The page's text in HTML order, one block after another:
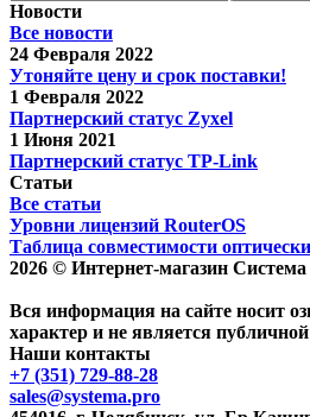
Новости
Все новости
24 Февраля 2022
Утоняйте цену и срок поставки!
1 Февраля 2022
Партнерский статус Zyxel
1 Июня 2021
Партнерский статус TP-Link
Статьи
Все статьи
Уровни лицензий RouterOS
Таблица совместимости
2026 © Интернет-магазин Система
Вся информация на сайте носит
характер и не является
Наши контакты
+7 (351) 729-88-28
sales@systema.pro